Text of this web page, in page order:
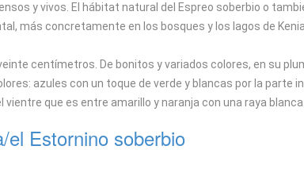
y vivos. El hábitat natural del Espreo soberbio o
más concretamente en los bosques y los lagos de
centímetros. De bonitos y variados colores, en su
azules con un toque de verde y blancas por la parte
vientre que es entre amarillo y naranja con una raya blanca.
el Estornino soberbio